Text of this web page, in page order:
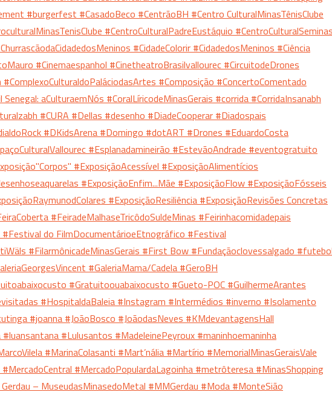
#burgerfest #CasadoBeco #CentrãoBH #Centro CulturalMinasTênisClube
#CentroCulturalPadreEustáquio
#CidadeColorir #CidadedosMeninos #Ciência
#Cinemaespanhol #CinetheatroBrasilvallourec #CircuitodeDrones
#ComplexoCulturaldoPaláciodasArtes #Composição #ConcertoComentado
Senegal: aCulturaemNós #CoralLíricodeMinasGerais #corrida #CorridaInsanabh
#CURA #Dellas #desenho #DiadeCooperar #Diadospais
#DKidsArena #Domingo #dotART #Drones #EduardoCosta
#Esplanadamineirão #EstevãoAndrade #eventogratuito
#ExposiçãoAcessível #ExposiçãoAlimentícios
#ExposiçãoEnfim...Mãe #ExposiçãoFlow #ExposiçãoFósseis
#ExposiçãoResiliência #ExposiçãoRevisões Concretas
#FeiradeMalhaseTricôdoSuldeMinas #Feirinhacomidadepais
#Festival do FilmDocumentárioeEtnográfico #Festival
#FilarmônicadeMinasGerais #First Bow #Fundaçãoclovessalgado
#GaleriaMama/Cadela #GeroBH
#Gratuitoouabaixocusto #Gueto-POC #GuilhermeArantes
#HospitaldaBaleia #Instagram #Intermédios #inverno #Isolamento
#joanna #JoãoBosco #JoãodasNeves #KMdevantagensHall
#luansantana #Lulusantos #MadeleinePeyroux #maninhoemaninha
#MarinaColasanti #Mart’nália #Martírio #MemorialMinasGeraisVale
#MercadoCentral #MercadoPopulardaLagoinha #metrôteresa #MinasShopping
– MuseudasMinasedoMetal #MMGerdau #Moda #MonteSião